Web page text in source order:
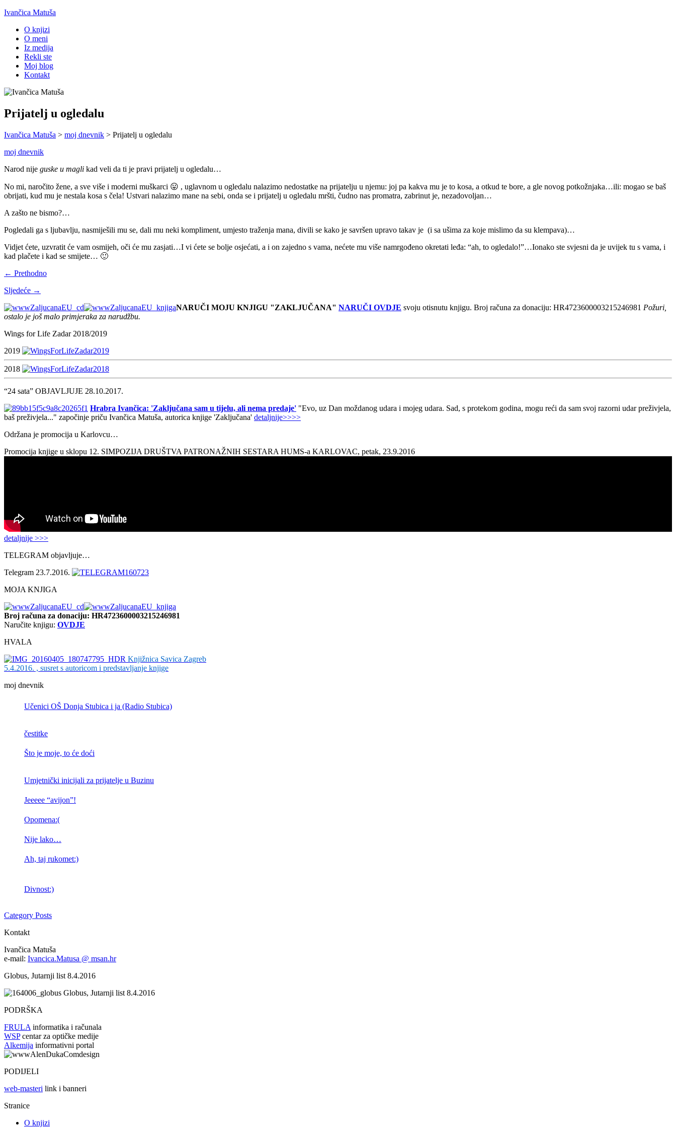
Ivančica Matuša
O knjizi
O meni
Iz medija
Rekli ste
Moj blog
Kontakt
Prijatelj u ogledalu
Ivančica Matuša > moj dnevnik > Prijatelj u ogledalu
moj dnevnik
Narod nije guske u magli kad veli da ti je pravi prijatelj u ogledalu…
No mi, naročito žene, a sve više i moderni muškarci 😛 , uglavnom u ogledalu nalazimo nedostatke na prijatelju u njemu: joj pa kakva mu je to kosa, a otkud te bore, a gle novog potkožnjaka…ili: mogao se baš
obrijati, kud mu je nestala kosa s čela! Ustvari nalazimo mane na sebi, onda se i prijatelj u ogledalu mršti, čudno nas promatra, zabrinut je, nezadovoljan…
A zašto ne bismo?…
Pogledali ga s ljubavlju, nasmiješili mu se, dali mu neki kompliment, umjesto traženja mana, divili se kako je savršen upravo takav je (i sa ušima za koje mislimo da su klempava)…
Vidjet ćete, uzvratit će vam osmijeh, oči će mu zasjati…I vi ćete se bolje osjećati, a i on zajedno s vama, nećete mu više namrgođeno okretati leđa: “ah, to ogledalo!”…Ionako ste svjesni da je uvijek tu s vama, i
kad plačete i kad se smijete… 🙂
← Prethodno
Sljedeće →
NARUČI MOJU KNJIGU "ZAKLJUČANA" NARUČI OVDJE svoju otisnutu knjigu. Broj računa za donaciju: HR4723600003215246981 Požuri,
ostalo je još malo primjeraka za narudžbu.
Wings for Life Zadar 2018/2019
2019
2018
“24 sata” OBJAVLJUJE 28.10.2017.
Hrabra Ivančica: 'Zaključana sam u tijelu, ali nema predaje' "Evo, uz Dan moždanog udara i mojeg udara. Sad, s protekom godina, mogu reći da sam svoj razorni udar preživjela,
baš preživjela..." započinje priču Ivančica Matuša, autorica knjige 'Zaključana' detaljnije>>>>
Održana je promocija u Karlovcu…
Promocija knjige u sklopu 12. SIMPOZIJA DRUŠTVA PATRONAŽNIH SESTARA HUMS-a KARLOVAC, petak, 23.9.2016
detaljnije >>>
TELEGRAM objavljuje…
Telegram 23.7.2016.
MOJA KNJIGA
Broj računa za donaciju: HR4723600003215246981
Naručite knjigu: OVDJE
HVALA
Knjižnica Savica Zagreb
5.4.2016. , susret s autoricom i predstavljanje knjige
moj dnevnik
Učenici OŠ Donja Stubica i ja (Radio Stubica)
čestitke
Što je moje, to će doći
Umjetnički inicijali za prijatelje u Buzinu
Jeeeee “avijon”!
Opomena:(
Nije lako…
Ah, taj rukomet:)
Divnost:)
Category Posts
Kontakt
Ivančica Matuša
e-mail: Ivancica.Matusa @ msan.hr
Globus, Jutarnji list 8.4.2016
Globus, Jutarnji list 8.4.2016
PODRŠKA
FRULA informatika i računala
WSPcentar za optičke medije
Alkemija informativni portal
PODIJELI
web-masteri link i banneri
Stranice
O knjizi